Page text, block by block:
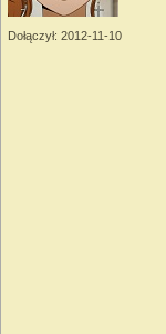
Dołączył: 2012-11-10